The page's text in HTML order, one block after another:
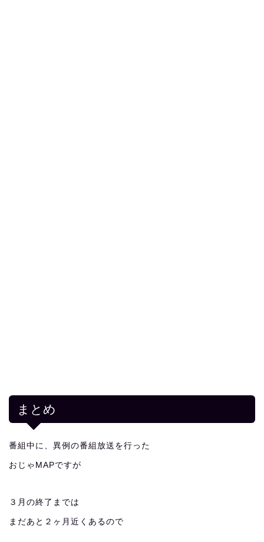
まとめ
番組中に、異例の番組放送を行った
おじゃMAPですが
３月の終了までは
まだあと２ヶ月近くあるので